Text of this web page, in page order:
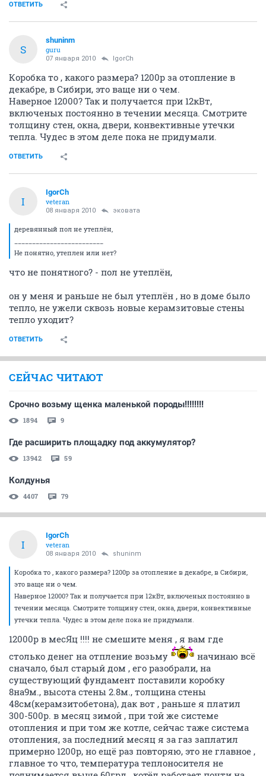
ОТВЕТИТЬ
S
shuninm
guru
07 января 2010 IgorCh
Коробка то , какого размера? 1200р за отопление в
декабре, в Сибири, это ваще ни о чем.
Наверное 12000? Так и получается при 12кВт,
включеных постоянно в течении месяца. Смотрите
толщину стен, окна, двери, конвективные утечки
тепла. Чудес в этом деле пока не придумали.
ОТВЕТИТЬ
I
IgorCh
veteran
08 января 2010 эковата
деревянный пол не утеплён,
Не понятно, утеплен или нет?
что не понятного? - пол не утеплён,
он у меня и раньше не был утеплён , но в доме было
тепло, не ужели сквозь новые керамзитовые стены
тепло уходит?
ОТВЕТИТЬ
СЕЙЧАС ЧИТАЮТ
Срочно возьму щенка маленькой породы!!!!!!!!
1894 9
Где расширить площадку под аккумулятор?
13942 59
Колдунья
4407 79
I
IgorCh
veteran
08 января 2010 shuninm
Коробка то , какого размера? 1200р за отопление в декабре, в Сибири,
это ваще ни о чем.
Наверное 12000? Так и получается при 12кВт, включеных постоянно в
течении месяца. Смотрите толщину стен, окна, двери, конвективные
утечки тепла. Чудес в этом деле пока не придумали.
12000р в месЯц !!!! не смешите меня , я вам где
столько денег на отпление возьму
начинаю всё
сначало, был старый дом , его разобрали, на
существующий фундамент поставили коробку
8на9м., высота стены 2.8м., толщина стены
48см(керамзитобетона), дак вот , раньше я платил
300-500р. в месяц зимой , при той же системе
отопления и при том же котле, сейчас таже система
отопления, за последний месяц я за газ заплатил
примерно 1200р, но ещё раз повторяю, это не главное ,
главное то что, температура теплоносителя не